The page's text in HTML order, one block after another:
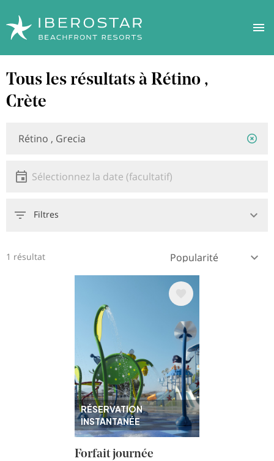
au
contenu
principal
Tous les résultats à Rétino ,
Crète
Date
Sélectionnez la date
Filtres
1 résultat
RÉSERVATION
INSTANTANÉE
Forfait journée